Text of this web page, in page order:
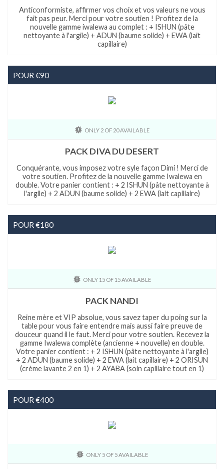
Anticonformiste, affirmer vos choix et vos valeurs ne vous
fait pas peur. Merci pour votre soutien ! Profitez de la
nouvelle gamme iwalewa au complet : + ISHUN (pâte
nettoyante à l'argile) + ADUN (baume solide) + EWA (lait
capillaire)
POUR €90
ONLY 2 OF 20 AVAILABLE
PACK DIVA DU DESERT
Conquérante, vous imposez votre syle façon Dimi ! Merci de
votre soutien. Profitez de la nouvelle gamme Iwalewa en
double. Votre panier contient : + 2 ISHUN (pâte nettoyante à
l'argile) + 2 ADUN (baume solide) + 2 EWA (lait capillaire)
POUR €180
ONLY 15 OF 15 AVAILABLE
PACK NANDI
Reine mère et VIP absolue, vous savez taper du poing sur la
table pour vous faire entendre mais aussi faire preuve de
douceur quand il le faut. Merci pour votre soutien. Recevez la
gamme Iwalewa complète (ancienne + nouvelle) en double.
Votre panier contient : + 2 ISHUN (pâte nettoyante à l'argile)
+ 2 ADUN (baume solide) + 2 EWA (lait capillaire) + 2 ORISUN
(crème lavante 2 en 1) + 2 AYABA (soin capillaire tout en 1)
POUR €400
ONLY 5 OF 5 AVAILABLE